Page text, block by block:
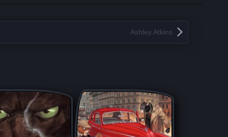
Ashley Atkins